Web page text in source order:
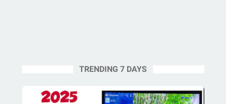
TRENDING 7 DAYS